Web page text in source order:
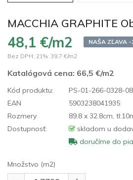
MACCHIA GRAPHITE
48,1 €/m2
NAŠA ZĽAVA -
Bez DPH: 21%: 39,7 €/m2
Katalógová cena: 66,5 €/m2
Kód produktu:
PS-01-266-0328-
EAN
5903238041935
Rozmery
89.8 x 32.8cm,
Dostupnosť:
skladom u
doručíme do
Množstvo (m2)